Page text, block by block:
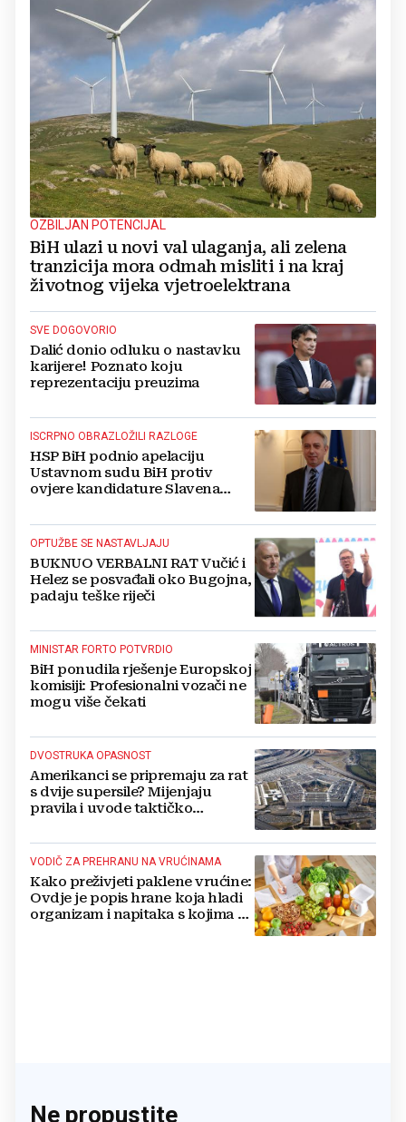
OZBILJAN POTENCIJAL
BiH ulazi u novi val ulaganja, ali zelena
tranzicija mora odmah misliti i na kraj
životnog vijeka vjetroelektrana
SVE DOGOVORIO
Dalić donio odluku o nastavku
karijere! Poznato koju
reprezentaciju preuzima
ISCRPNO OBRAZLOŽILI RAZLOGE
HSP BiH podnio apelaciju
Ustavnom sudu BiH protiv
ovjere kandidature Slavena
OPTUŽBE SE NASTAVLJAJU
BUKNUO VERBALNI RAT Vučić i
Helez se posvađali oko Bugojna,
padaju teške riječi
MINISTAR FORTO POTVRDIO
BiH ponudila rješenje Europskoj
komisiji: Profesionalni vozači ne
mogu više čekati
DVOSTRUKA OPASNOST
Amerikanci se pripremaju za rat
s dvije supersile? Mijenjaju
pravila i uvode taktičko
VODIČ ZA PREHRANU NA VRUĆINAMA
Kako preživjeti paklene vrućine:
Ovdje je popis hrane koja hladi
organizam i napitaka s kojima si
Ne propustite